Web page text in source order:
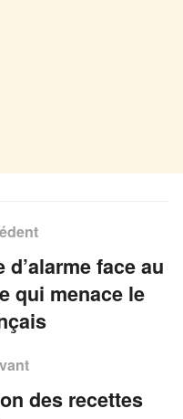
face au
qui menace le
des recettes